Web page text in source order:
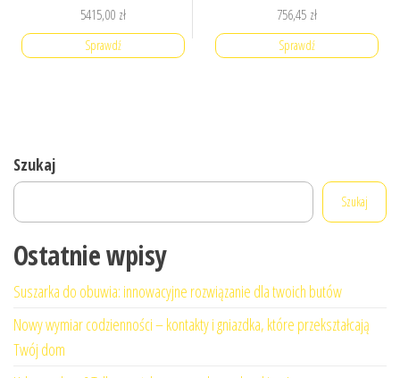
5415,00 zł
Sprawdź
756,45 zł
Sprawdź
Szukaj
Szukaj
Ostatnie wpisy
Suszarka do obuwia: innowacyjne rozwiązanie dla twoich butów
Nowy wymiar codzienności – kontakty i gniazdka, które przekształcają
Twój dom